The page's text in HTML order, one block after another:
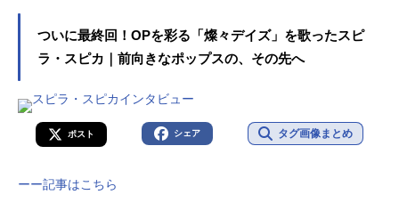
ついに最終回！OPを彩る「燦々デイズ」を歌ったスピ
ラ・スピカ｜前向きなポップスの、その先へ
ポスト シェア タグ画像まとめ
ーー記事はこちら